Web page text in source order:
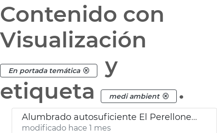
Contenido con
Visualización
En portada temática
y
etiqueta
medi ambient .
Alumbrado autosuficiente El Perellonet València
modificado hace 1 mes